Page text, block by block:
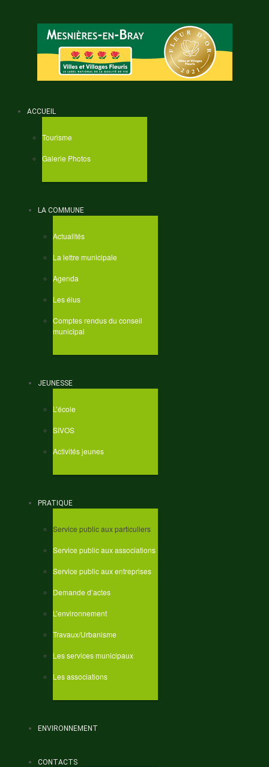
ACCUEIL
Tourisme
Galerie Photos
LA COMMUNE
Actualités
La lettre municipale
Agenda
Les élus
Comptes rendus du conseil
municipal
JEUNESSE
L’école
SIVOS
Activités jeunes
PRATIQUE
Service public aux particuliers
Service public aux associations
Service public aux entreprises
Demande d’actes
L’environnement
Travaux/Urbanisme
Les services municipaux
Les associations
ENVIRONNEMENT
CONTACTS